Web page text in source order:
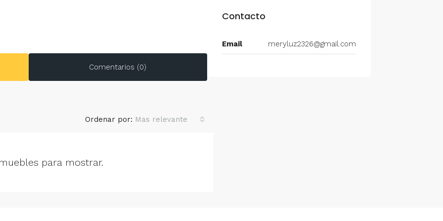
Comentarios (0)
Ordenar por: Mas relevante
para mostrar.
Contacto
Email meryluz2326@gmail.com